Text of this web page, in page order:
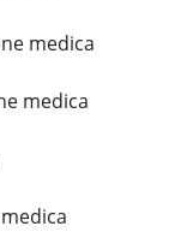
medica
medica